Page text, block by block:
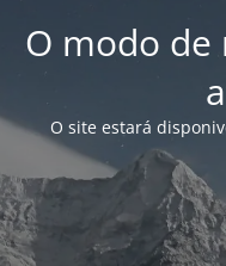
O modo de
O site estará